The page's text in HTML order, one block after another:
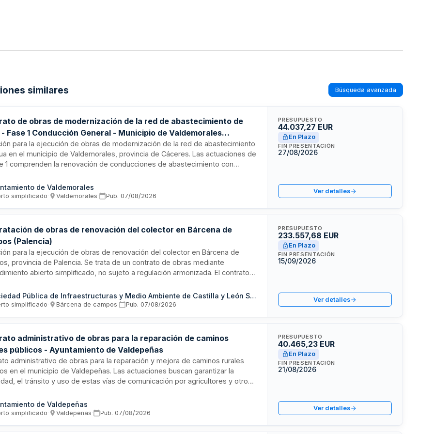
similares Búsqueda avanzada
de obras de modernización de la red de abastecimiento de
Fase 1 Conducción General - Municipio de Valdemorales
para la ejecución de obras de modernización de la red de abastecimiento
en el municipio de Valdemorales, provincia de Cáceres. Las actuaciones de
1 comprenden la renovación de conducciones de abastecimiento con
domiciliarias de abastecimiento y saneamiento, y reposición del firme
afectadas. El proyecto se desarrolla en diferentes vías del municipio
de Valdemorales
simplificado· Valdemorales· Pub. 07/08/2026
PRESUPUESTO
44.037,27 EUR
En Plazo
FIN PRESENTACIÓN
27/08/2026
Ver detalles
de obras de renovación del colector en Bárcena de
(Palencia)
para la ejecución de obras de renovación del colector en Bárcena de
provincia de Palencia. Se trata de un contrato de obras mediante
abierto simplificado, no sujeto a regulación armonizada. El contrato
con un régimen jurídico de naturaleza privada según la legislación de
del sector público. Se adjudicará conforme a los criterios y procedimiento
Sociedad Pública de Infraestructuras y Medio Ambiente de Castilla y León S.A.
simplificado· Bárcena de campos· Pub. 07/08/2026
PRESUPUESTO
233.557,68 EUR
En Plazo
FIN PRESENTACIÓN
15/09/2026
Ver detalles
administrativo de obras para la reparación de caminos
públicos - Ayuntamiento de Valdepeñas
administrativo de obras para la reparación y mejora de caminos rurales
en el municipio de Valdepeñas. Las actuaciones buscan garantizar la
el tránsito y uso de estas vías de comunicación por agricultores y otros
según los documentos del proyecto en cifras fijas, bajo supervisión de la
facultativa y el responsable del contrato designado por la Sección de
de Valdepeñas
simplificado· Valdepeñas· Pub. 07/08/2026
PRESUPUESTO
40.465,23 EUR
En Plazo
FIN PRESENTACIÓN
21/08/2026
Ver detalles